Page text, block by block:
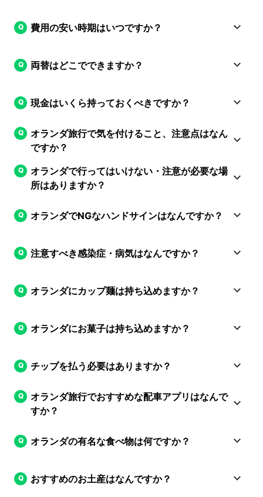
費用の安い時期はいつですか？
両替はどこでできますか？
現金はいくら持っておくべきですか？
オランダ旅行で気を付けること、注意点はなん
ですか？
オランダで行ってはいけない・注意が必要な場
所はありますか？
オランダでNGなハンドサインはなんですか？
注意すべき感染症・病気はなんですか？
オランダにカップ麺は持ち込めますか？
オランダにお菓子は持ち込めますか？
チップを払う必要はありますか？
オランダ旅行でおすすめな配車アプリはなんで
すか？
オランダの有名な食べ物は何ですか？
おすすめのお土産はなんですか？